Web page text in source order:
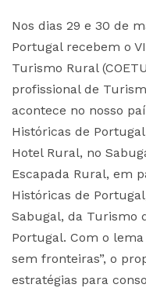
Nos dias 29 e 30 de
Portugal recebem o
Turismo Rural
profissional de
acontece no nosso
Históricas de
Hotel Rural, no
Escapada Rural, em
Históricas de
Sabugal, da Turismo
Portugal. Com o
sem fronteiras”, o
estratégias para